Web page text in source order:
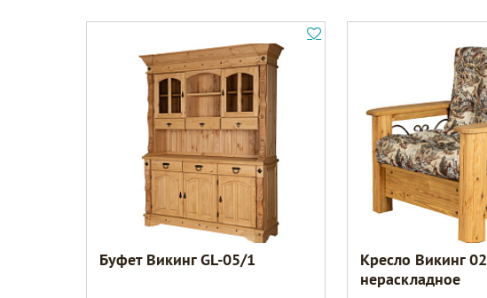
Буфет Викинг GL-05/1
Кресло Викинг 02
нераскладное